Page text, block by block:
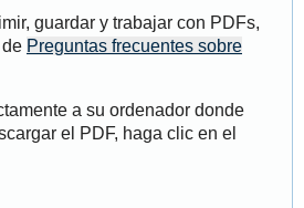
guardar y trabajar con PDFs,
Preguntas frecuentes sobre
a su ordenador donde
el PDF, haga clic en el